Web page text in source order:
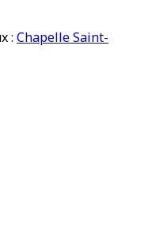
: Chapelle Saint-